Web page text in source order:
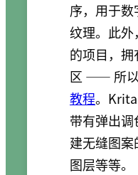
序，用于
纹理。此
的项目，
区 —— 所
教程。Krita
带有弹出
建无缝图案
图层等等。